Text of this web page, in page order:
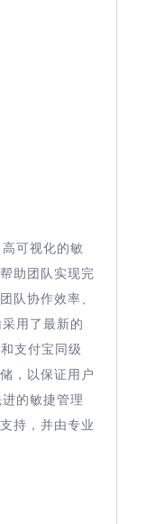
可视化的敏
助团队实现完
队协作效率、
用了最新的
支付宝同级
，以保证用户
的敏捷管理
持，并由专业